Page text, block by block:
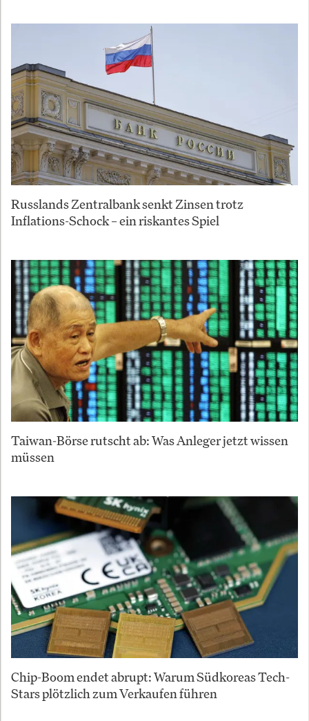
Russlands Zentralbank senkt Zinsen trotz
Inflations-Schock – ein riskantes Spiel
Taiwan-Börse rutscht ab: Was Anleger jetzt wissen
müssen
Chip-Boom endet abrupt: Warum Südkoreas Tech-
Stars plötzlich zum Verkaufen führen